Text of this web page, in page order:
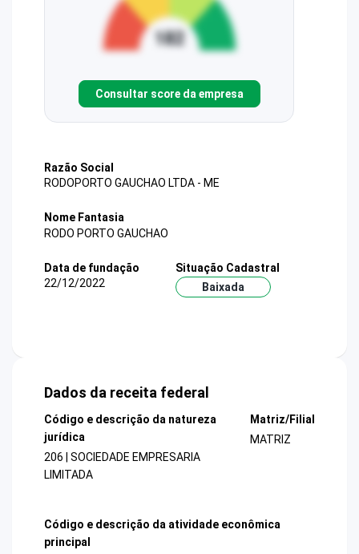
Consultar score da empresa
Razão Social
RODOPORTO GAUCHAO LTDA - ME
Nome Fantasia
RODO PORTO GAUCHAO
Data de fundação
22/12/2022
Situação Cadastral
Baixada
Dados da receita federal
Código e descrição da natureza
jurídica
206 | SOCIEDADE EMPRESARIA
LIMITADA
Matriz/Filial
MATRIZ
Código e descrição da atividade econômica
principal